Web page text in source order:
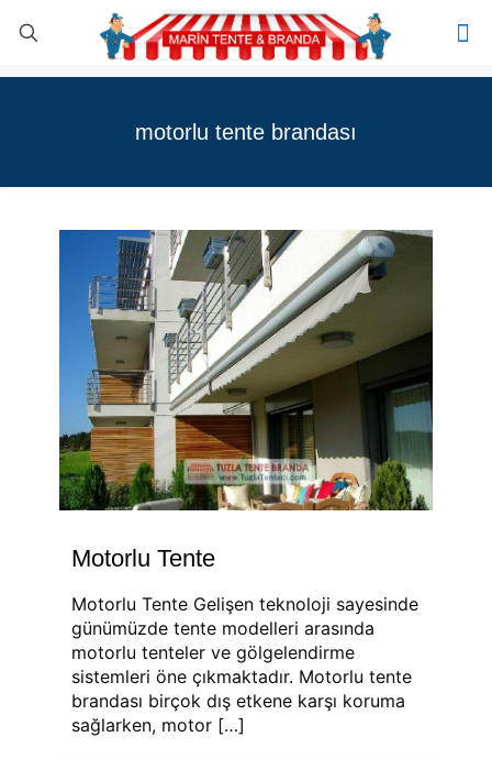
motorlu tente brandası
Motorlu Tente
Motorlu Tente Gelişen teknoloji sayesinde
günümüzde tente modelleri arasında
motorlu tenteler ve gölgelendirme
sistemleri öne çıkmaktadır. Motorlu tente
brandası birçok dış etkene karşı koruma
sağlarken, motor […]